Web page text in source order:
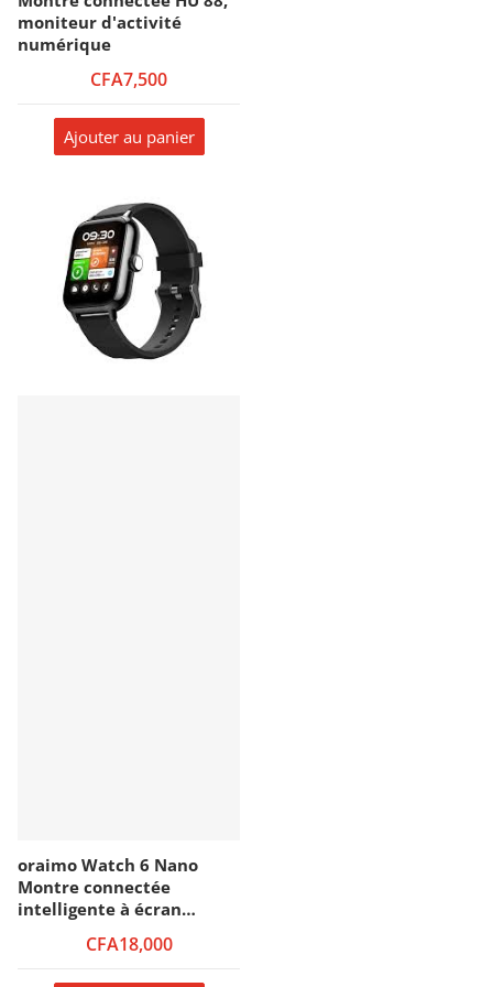
moniteur d'activité
numérique
CFA7,500
Ajouter au panier
oraimo Watch 6 Nano
Montre connectée
intelligente à écran
CFA18,000